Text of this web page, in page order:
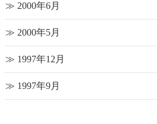
2000年6月
2000年5月
1997年12月
1997年9月